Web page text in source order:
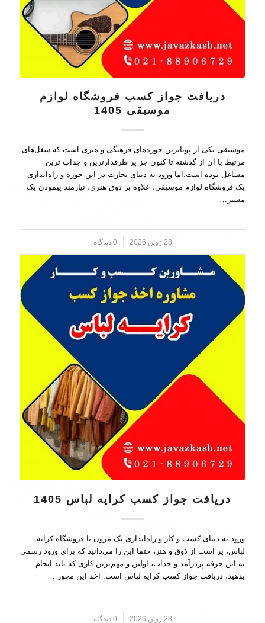
دریافت جواز کسب فروشگاه لوازم
موسیقی 1405
موسیقی یکی از پویاترین حوزه‌های فرهنگی و هنری است که شغل‌های
مرتبط با آن از گذشته تا کنون جز پر طرفدارترین و جذاب ترین
مشاغل بوده است.اما ورود به دنیای تجارت در این حوزه و راه‌اندازی
یک فروشگاه لوازم موسیقی، علاوه بر ذوق هنری، نیازمند پیمودن یک
مسیر…
28 ژوئن 2026 / 0 دیدگاه
دریافت جواز کسب کرایه لباس 1405
ورود به دنیای کسب‌ و کار و راه‌اندازی یک مزون یا فروشگاه کرایه
لباس، پر است از ذوق و هنر، حتما این را می‌دانید که برای ورود رسمی
به این حرفه پردرآمد و جذاب، اولین و مهم‌ترین کاری که باید انجام
بدهید، دریافت جواز کسب کرایه لباس است. اخذ این مجوز…
23 ژوئن 2026 / 0 دیدگاه